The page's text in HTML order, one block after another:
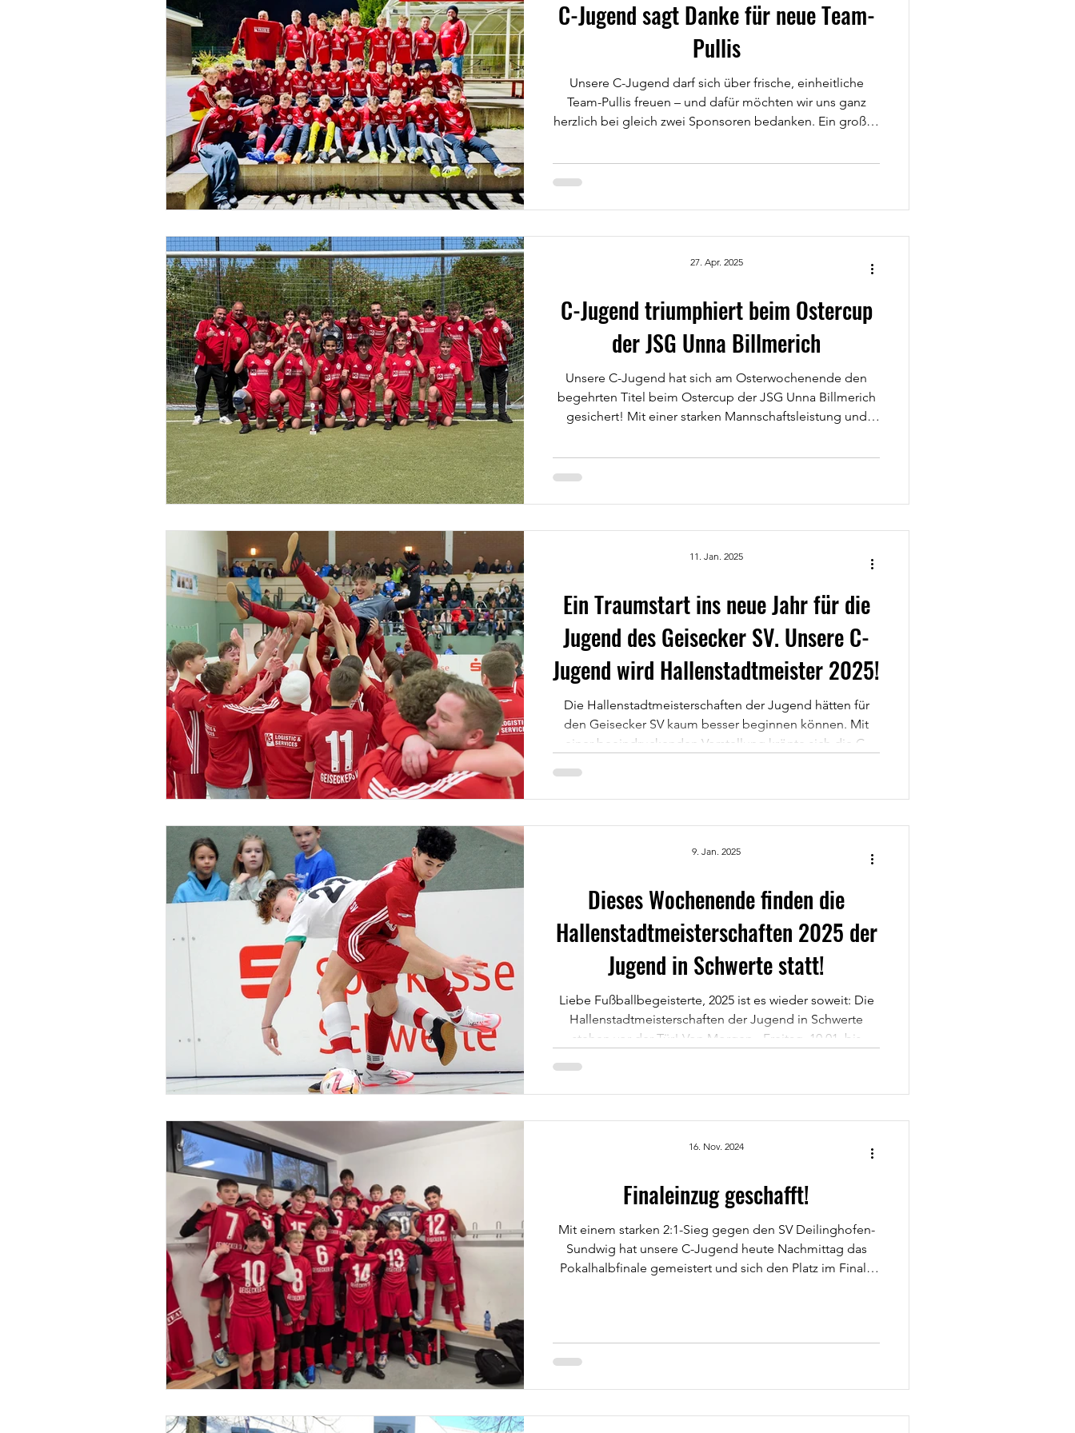
C-Jugend sagt Danke für neue Team-
Pullis
Unsere C-Jugend darf sich über frische, einheitliche
Team-Pullis freuen – und dafür möchten wir uns ganz
herzlich bei gleich zwei Sponsoren bedanken. Ein großes
jetzt erneut gezeigt hat, wie wichtig ihm die Jugendarbeit
bereit erklärt haben, die Mannschaft mit neuen
C-Jugend triumphiert beim Ostercup
der JSG Unna Billmerich
Unsere C-Jugend hat sich am Osterwochenende den
begehrten Titel beim Ostercup der JSG Unna Billmerich
gesichert! Mit einer starken Mannschaftsleistung und
eine starke Konkurrenz durchsetzen und am Ende
verdient den Siegerpokal mit nach Hause nehmen. In
Besonders hervorzuheben sind der unermüdliche Einsatz
in jedem Spiel, die tolle
27. Apr. 2025
Ein Traumstart ins neue Jahr für die
Jugend des Geisecker SV. Unsere C-
Jugend wird Hallenstadtmeister 2025!
Die Hallenstadtmeisterschaften der Jugend hätten für
den Geisecker SV kaum besser beginnen können. Mit
einer beeindruckenden Vorstellung krönte sich die C-
Schon in der Vorrunde zeigte die Mannschaft, warum sie
Geisecker SV den Gruppensieg und damit den Einzug in
11. Jan. 2025
Dieses Wochenende finden die
Hallenstadtmeisterschaften 2025 der
Jugend in Schwerte statt!
Liebe Fußballbegeisterte, 2025 ist es wieder soweit: Die
Hallenstadtmeisterschaften der Jugend in Schwerte
stehen vor der Tür! Von Morgen - Freitag, 10.01. bis
Emotionen und mitreißendem Teamgeist. Was erwartet
Stadtmeisters zu gewinnen. Von der G-Jugend bis zur A-
9. Jan. 2025
Finaleinzug geschafft!
Mit einem starken 2:1-Sieg gegen den SV Deilinghofen-
Sundwig hat unsere C-Jugend heute Nachmittag das
Pokalhalbfinale gemeistert und sich den Platz im Finale
16. Nov. 2024